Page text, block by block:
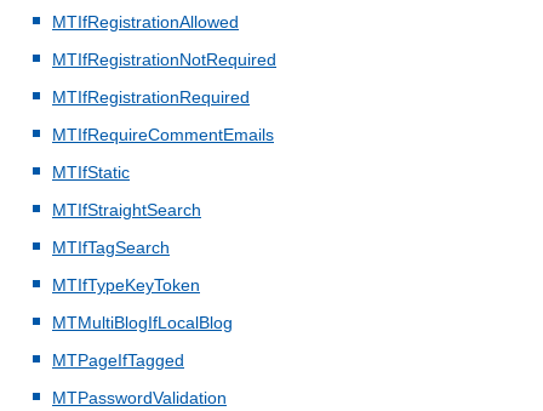
MTIfRegistrationAllowed
MTIfRegistrationNotRequired
MTIfRegistrationRequired
MTIfRequireCommentEmails
MTIfStatic
MTIfStraightSearch
MTIfTagSearch
MTIfTypeKeyToken
MTMultiBlogIfLocalBlog
MTPageIfTagged
MTPasswordValidation